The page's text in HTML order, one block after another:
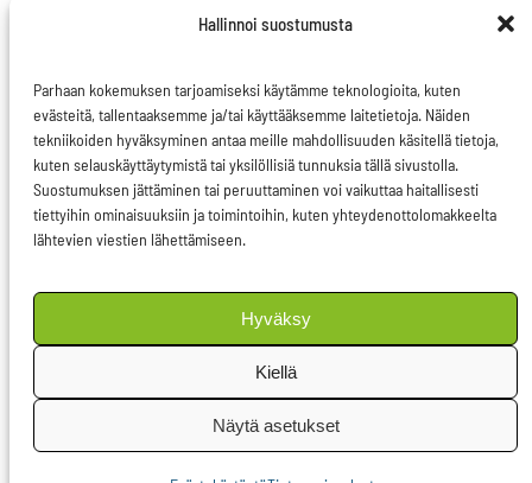
Hallinnoi suostumusta
Parhaan kokemuksen tarjoamiseksi käytämme teknologioita, kuten
evästeitä, tallentaaksemme ja/tai käyttääksemme laitetietoja. Näiden
tekniikoiden hyväksyminen antaa meille mahdollisuuden käsitellä tietoja,
kuten selauskäyttäytymistä tai yksilöllisiä tunnuksia tällä sivustolla.
Suostumuksen jättäminen tai peruuttaminen voi vaikuttaa haitallisesti
tiettyihin ominaisuuksiin ja toimintoihin, kuten yhteydenottolomakkeelta
lähtevien viestien lähettämiseen.
Hyväksy
Kiellä
Näytä asetukset
eroavat toisistaan.
järjestelmään
integroitumista
jäsenvaltioiden olisi
sisäistettävä paremmin
ajatus yhteisestä ulko-
ja siihen liittyvästä
puolustusulottuvuudesta.
yhtenäisenä EU voi